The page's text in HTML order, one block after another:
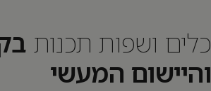
כלים ושפות תכנות
והיישום המעשי